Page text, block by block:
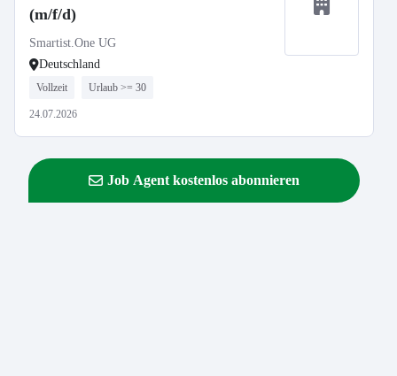
(m/f/d)
Smartist.One UG
Deutschland
Vollzeit Urlaub >= 30
24.07.2026
Job Agent kostenlos abonnieren